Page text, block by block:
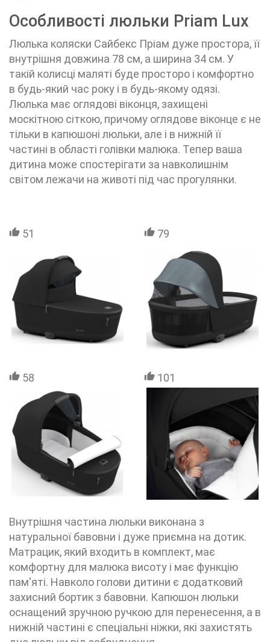
Особливості люльки Priam Lux
Люлька коляски Сайбекс Пріам дуже простора, її
внутрішня довжина 78 см, а ширина 34 см. У
такій колисці маляті буде просторо і комфортно
в будь-який час року і в будь-якому одязі.
Люлька має оглядові віконця, захищені
москітною сіткою, причому оглядове віконце є не
тільки в капюшоні люльки, але і в нижній її
частині в області голівки малюка. Тепер ваша
дитина може спостерігати за навколишнім
світом лежачи на животі під час прогулянки.
51 79
58 101
Внутрішня частина люльки виконана з
натуральної бавовни і дуже приємна на дотик.
Матрацик, який входить в комплект, має
комфортну для малюка висоту і має функцію
пам'яті. Навколо голови дитини є додатковий
захисний бортик з бавовни. Капюшон люльки
оснащений зручною ручкою для перенесення, а в
нижній частині є спеціальні ніжки, які захистять